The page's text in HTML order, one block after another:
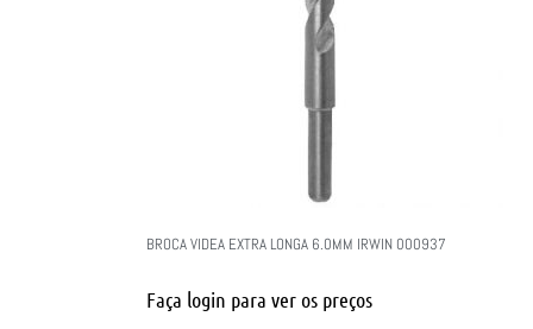
BROCA VIDEA EXTRA LONGA 6.0MM IRWIN 000937
Faça login para ver os preços